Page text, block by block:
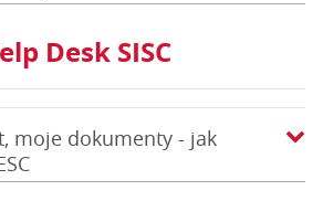
Desk SISC
moje dokumenty - jak